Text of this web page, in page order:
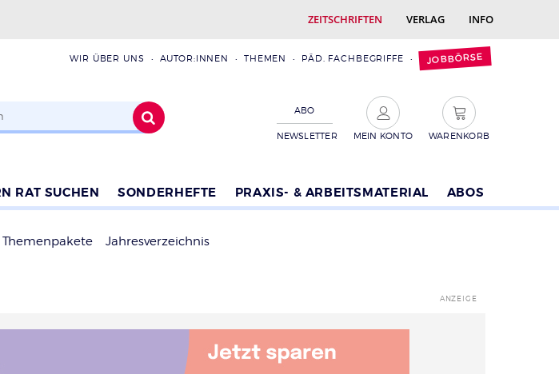
ZEITSCHRIFTEN VERLAG INFO
WIR ÜBER UNS AUTOR:INNEN THEMEN PÄD. FACHBEGRIFFE JOBBÖRSE
ABO
NEWSLETTER MEIN KONTO WARENKORB
RAT SUCHEN SONDERHEFTE PRAXIS- & ARBEITSMATERIAL ABOS
Themenpakete Jahresverzeichnis